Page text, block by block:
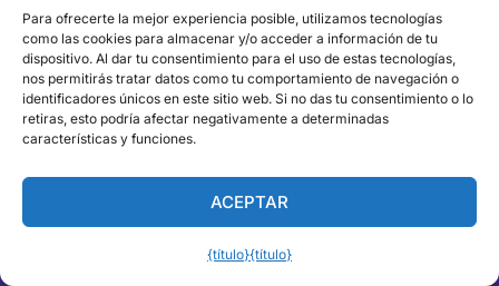
Para ofrecerte la mejor experiencia posible, utilizamos tecnologías
como las cookies para almacenar y/o acceder a información de tu
dispositivo. Al dar tu consentimiento para el uso de estas tecnologías,
nos permitirás tratar datos como tu comportamiento de navegación o
identificadores únicos en este sitio web. Si no das tu consentimiento o lo
retiras, esto podría afectar negativamente a determinadas
características y funciones.
ACEPTAR
{título}{título}